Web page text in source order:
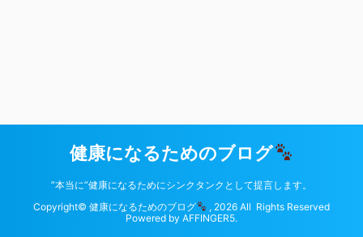
健康になるためのブログ
”本当に”健康になるためにシンクタンクとして提言します。
Copyright© 健康になるためのブログ
, 2026 All Rights Reserved
Powered by AFFINGER5.